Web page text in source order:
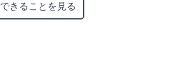
できることを見る